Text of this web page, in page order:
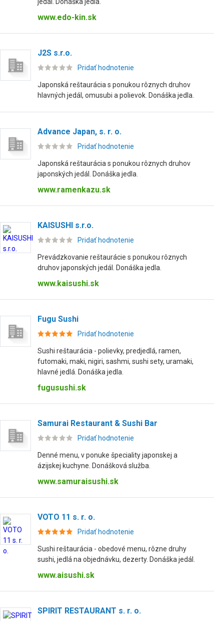
www.edo-kin.sk
J2S s.r.o.
Pridať hodnotenie
Japonská reštaurácia s ponukou rôznych druhov
hlavných jedál, omusubi a polievok. Donáška jedla.
Advance Japan, s. r. o.
Pridať hodnotenie
Japonská reštaurácia s ponukou rôznych druhov
japonských jedál. Donáška jedla.
www.ramenkazu.sk
KAISUSHI s.r.o.
Pridať hodnotenie
Prevádzkovanie reštaurácie s ponukou rôznych
druhov japonských jedál. Donáška jedla.
www.kaisushi.sk
Fugu Sushi
Pridať hodnotenie
Sushi reštaurácia - polievky, predjedlá, ramen,
futomaki, maki, nigiri, sashmi, sushi sety, uramaki,
hlavné jedlá. Donáška jedla.
fugusushi.sk
Samurai Restaurant & Sushi Bar
Pridať hodnotenie
Denné menu, v ponuke špeciality japonskej a
ázijskej kuchyne. Donášková služba.
www.samuraisushi.sk
VOTO 11 s. r. o.
Pridať hodnotenie
Sushi reštaurácia - obedové menu, rôzne druhy
sushi, jedlá na objednávku, dezerty. Donáška jedál.
www.aisushi.sk
SPIRIT RESTAURANT s. r. o.